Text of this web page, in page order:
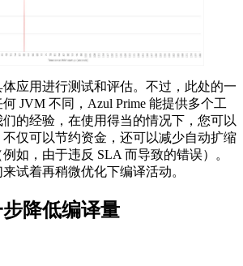
应用进行测试和评估。不过，此处的一
JVM 不同，Azul Prime 能提供多个工
的经验，在使用得当的情况下，您可以
仅可以节约资金，还可以减少自动扩缩
如，由于违反 SLA 而导致的错误）。
试着再稍微优化下编译活动。
降低编译量